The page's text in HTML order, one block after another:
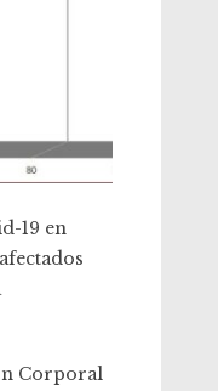
19 en
Corporal